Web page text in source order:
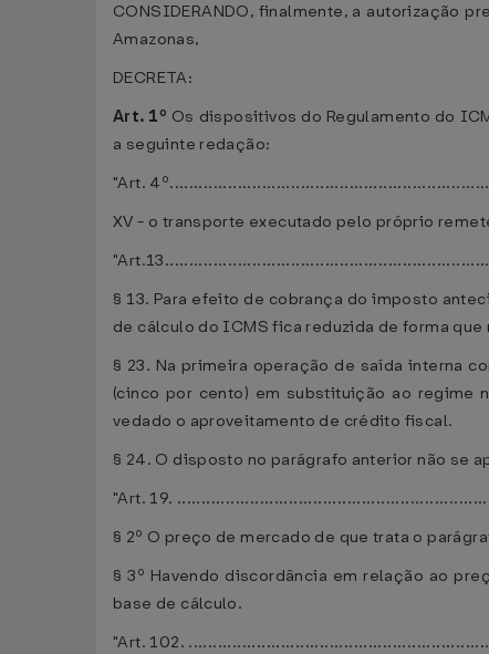
CONSIDERANDO, finalmente, a autorização
Amazonas,
DECRETA:
Art. 1º Os dispositivos do Regulamento do
a seguinte redação:
"Art.
XV - o transporte executado pelo próprio
§ 13. Para efeito de cobrança do imposto
de cálculo do ICMS fica reduzida de forma
§ 23. Na primeira operação de saída interna
(cinco por cento) em substituição ao regime
vedado o aproveitamento de crédito fiscal.
§ 24. O disposto no parágrafo anterior não se
"Art. 19.
§ 2º O preço de mercado de que trata o
§ 3º Havendo discordância em relação ao
base de cálculo.
"Art. 102.